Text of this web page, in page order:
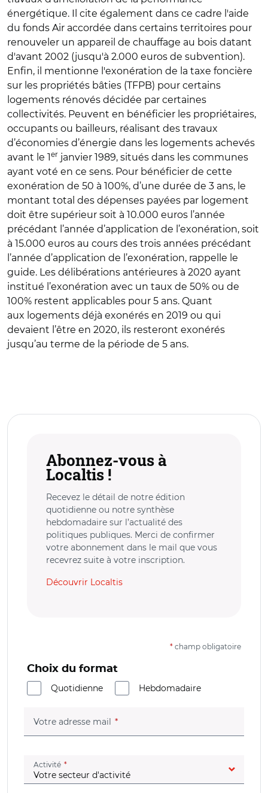
énergétique. Il cite également dans ce cadre l'aide
du fonds Air accordée dans certains territoires pour
renouveler un appareil de chauffage au bois datant
d'avant 2002 (jusqu'à 2.000 euros de subvention).
Enfin, il mentionne l'exonération de la taxe foncière
sur les propriétés bâties (TFPB) pour certains
logements rénovés décidée par certaines
collectivités. Peuvent en bénéficier les propriétaires,
occupants ou bailleurs, réalisant des travaux
d’économies d’énergie dans les logements achevés
avant le 1er janvier 1989, situés dans les communes
ayant voté en ce sens. Pour bénéficier de cette
exonération de 50 à 100%, d’une durée de 3 ans, le
montant total des dépenses payées par logement
doit être supérieur soit à 10.000 euros l’année
précédant l’année d’application de l’exonération, soit
à 15.000 euros au cours des trois années précédant
l’année d’application de l’exonération, rappelle le
guide. Les délibérations antérieures à 2020 ayant
institué l’exonération avec un taux de 50% ou de
100% restent applicables pour 5 ans. Quant
aux logements déjà exonérés en 2019 ou qui
devaient l’être en 2020, ils resteront exonérés
jusqu’au terme de la période de 5 ans.
Abonnez-vous à
Localtis !
Recevez le détail de notre édition
quotidienne ou notre synthèse
hebdomadaire sur l’actualité des
politiques publiques. Merci de confirmer
votre abonnement dans le mail que vous
recevrez suite à votre inscription.
Découvrir Localtis
* champ obligatoire
Choix du format
Quotidienne
Hebdomadaire
Votre adresse mail (champ obligatoire)
Activité (champ obligatoire)